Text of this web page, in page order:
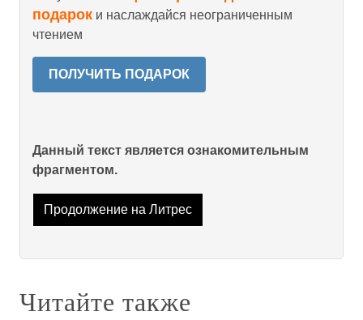
подарок и наслаждайся неограниченным
чтением
ПОЛУЧИТЬ ПОДАРОК
Данный текст является ознакомительным
фрагментом.
Продолжение на Литрес
Читайте также